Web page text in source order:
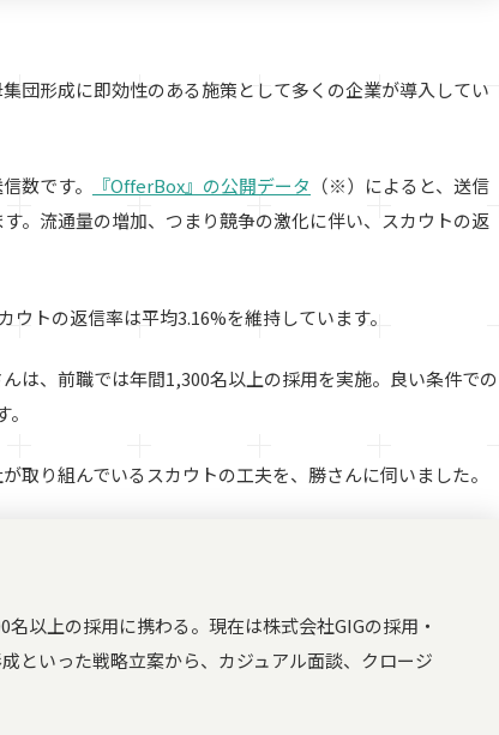
団形成に即効性のある施策として多くの企業が導入してい
数です。 『OfferBox』の公開データ （※）によると、送信
。流通量の増加、つまり競争の激化に伴い、スカウトの返
トの返信率は平均3.16%を維持しています。
は、前職では年間1,300名以上の採用を実施。良い条件での
取り組んでいるスカウトの工夫を、勝さんに伺いました。
以上の採用に携わる。現在は株式会社GIGの採用・
といった戦略立案から、カジュアル面談、クロージ